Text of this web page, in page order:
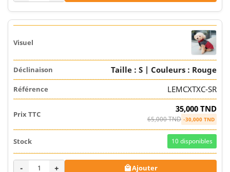
Taille : S | Couleurs : Rouge
LEMCXTXC-SR
35,000 TND
65,000 TND -30,000 TND
10 disponibles
- + Ajouter